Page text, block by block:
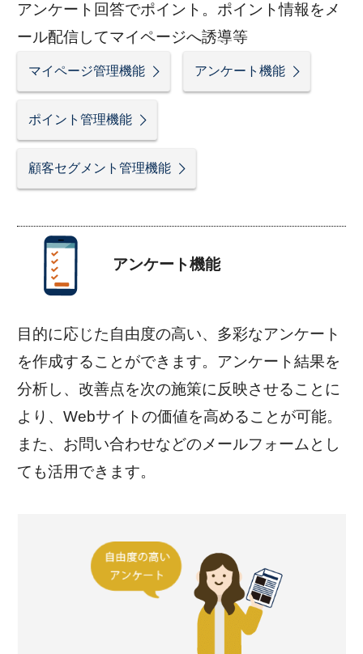
アンケート回答でポイント。ポイント情報をメ
ール配信してマイページへ誘導等
マイページ管理機能 アンケート機能
ポイント管理機能
顧客セグメント管理機能
アンケート機能
目的に応じた自由度の高い、多彩なアンケート
を作成することができます。アンケート結果を
分析し、改善点を次の施策に反映させることに
より、Webサイトの価値を高めることが可能。
また、お問い合わせなどのメールフォームとし
ても活用できます。